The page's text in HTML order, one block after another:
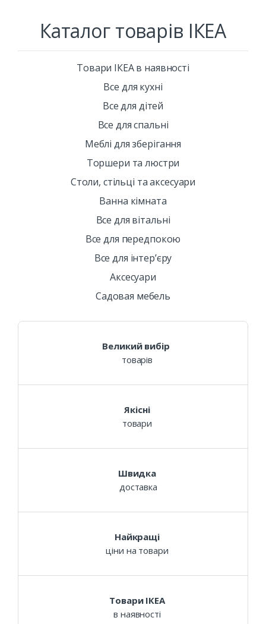
Каталог товарів ІКЕА
Товари ІКЕА в наявності
Все для кухні
Все для дітей
Все для спальні
Меблі для зберігання
Торшери та люстри
Столи, стільці та аксесуари
Ванна кімната
Все для вітальні
Все для передпокою
Все для інтерʼєру
Аксесуари
Садовая мебель
Великий вибір
товарів
Якісні
товари
Швидка
доставка
Найкращі
ціни на товари
Товари ІКЕА
в наявності